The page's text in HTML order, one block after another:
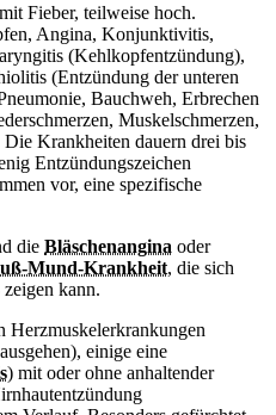
Fieber, teilweise hoch.
Angina, Konjunktivitis,
(Kehlkopfentzündung),
(Entzündung der unteren
Bauchweh, Erbrechen
Muskelschmerzen,
Krankheiten dauern drei bis
Entzündungszeichen
vor, eine spezifische
die Bläschenangina oder
Mund-Krankheit, die sich
kann.
Herzmuskelerkrankungen
einige eine
) mit oder ohne anhaltender